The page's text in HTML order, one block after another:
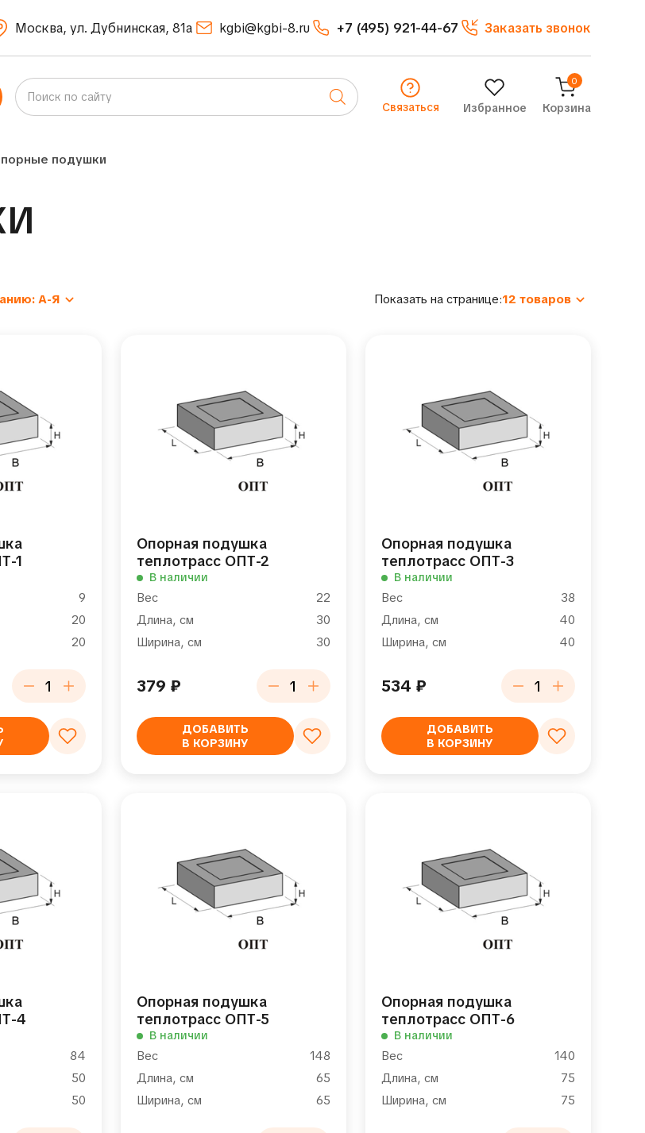
Москва, ул. Дубнинская, 81а kgbi@kgbi-8.ru +7 (495) 921-44-67 Заказать звонок
Связаться Избранное
0
Корзина
подушки
А-Я Показать на странице:12 товаров
1
9
20
20
Опорная подушка
теплотрасс ОПТ-2
В наличии
Вес
22
Длина, см
30
Ширина, см
30
379 ₽
ДОБАВИТЬ
В КОРЗИНУ
Опорная подушка
теплотрасс ОПТ-3
В наличии
Вес
38
Длина, см
40
Ширина, см
40
534 ₽
ДОБАВИТЬ
В КОРЗИНУ
4
84
50
50
Опорная подушка
теплотрасс ОПТ-5
В наличии
Вес
148
Длина, см
65
Ширина, см
65
Опорная подушка
теплотрасс ОПТ-6
В наличии
Вес
140
Длина, см
75
Ширина, см
75